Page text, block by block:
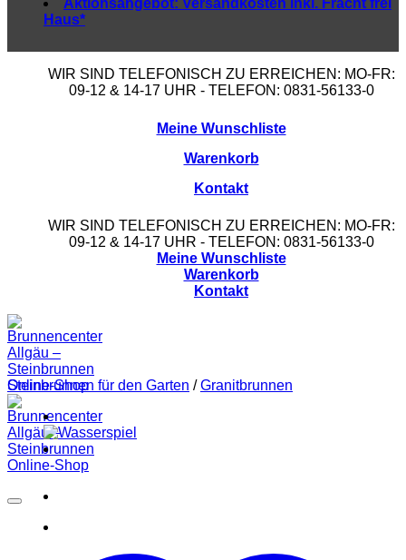
WIR SIND TELEFONISCH ZU ERREICHEN: MO-FR:
09-12 & 14-17 UHR - TELEFON: 0831-56133-0
Meine Wunschliste
Warenkorb
Kontakt
WIR SIND TELEFONISCH ZU ERREICHEN: MO-FR:
09-12 & 14-17 UHR - TELEFON: 0831-56133-0
Meine Wunschliste
Warenkorb
Kontakt
Aktionsangebot: Versandkosten inkl. Fracht frei
Haus*
Steinbrunnen für den Garten / Granitbrunnen